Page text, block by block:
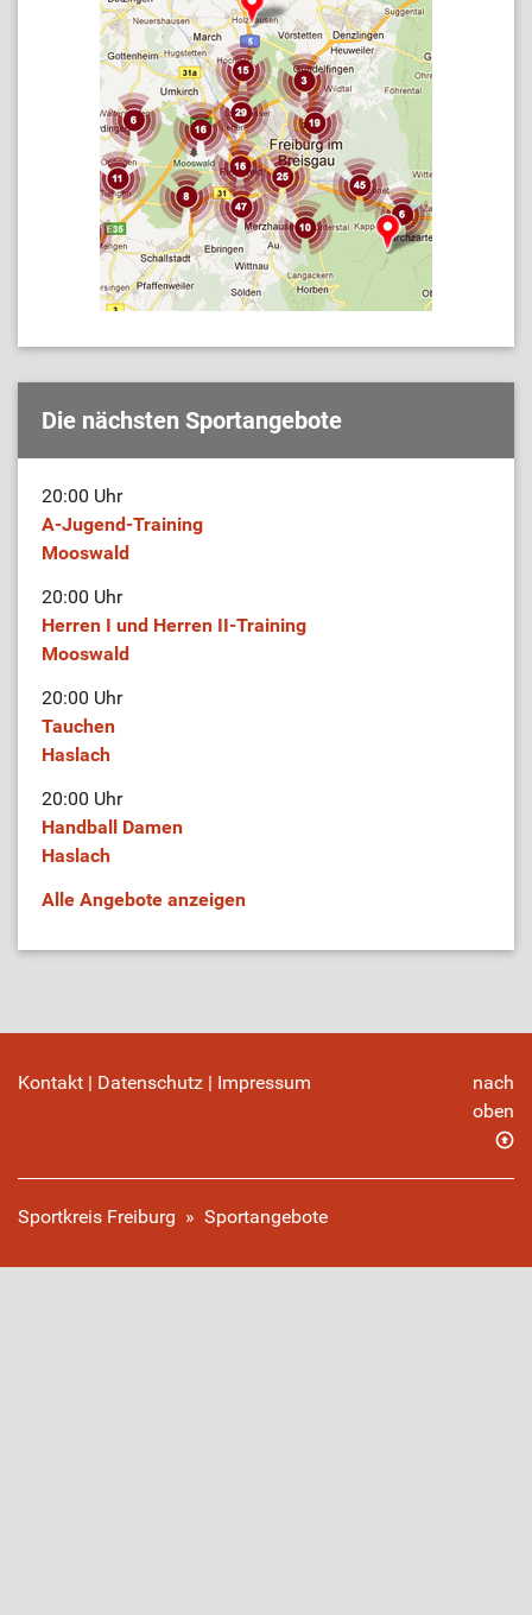
Die nächsten Sportangebote
20:00 Uhr
A-Jugend-Training
Mooswald
20:00 Uhr
Herren I und Herren II-Training
Mooswald
20:00 Uhr
Tauchen
Haslach
20:00 Uhr
Handball Damen
Haslach
Alle Angebote anzeigen
Kontakt | Datenschutz | Impressum
nach
oben
Sportkreis Freiburg » Sportangebote